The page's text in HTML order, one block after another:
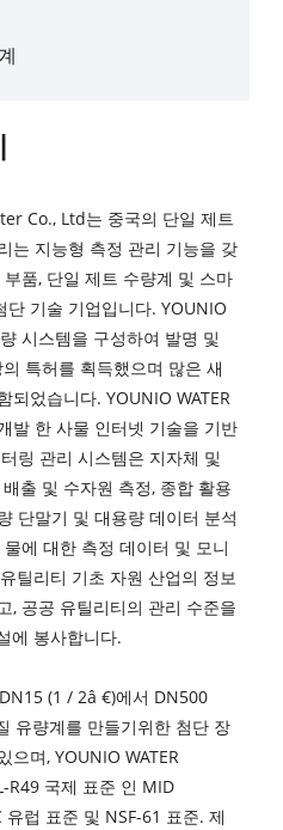
Co., Ltd는 중국의 단일 제트
는 지능형 측정 관리 기능을 갖
품, 단일 제트 수량계 및 스마
기술 기업입니다. YOUNIO
시스템을 구성하여 발명 및
특허를 획득했으며 많은 새
되었습니다. YOUNIO WATER
발 한 사물 인터넷 기술을 기반
링 관리 시스템은 지자체 및
출 및 수자원 측정, 종합 활용
단말기 및 대용량 데이터 분석
에 대한 측정 데이터 및 모니
틸리티 기초 자원 산업의 정보
, 공공 유틸리티의 관리 수준을
에 봉사합니다.
(1 / 2â €)에서 DN500
유량계를 만들기위한 첨단 장
으며, YOUNIO WATER
R49 국제 표준 인 MID
럽 표준 및 NSF-61 표준. 제